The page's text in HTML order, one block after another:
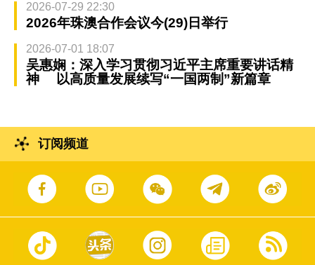
2026-07-29 22:30
2026年珠澳合作会议今(29)日举行
2026-07-01 18:07
吴惠娴：深入学习贯彻习近平主席重要讲话精
神 以高质量发展续写“一国两制”新篇章
订阅频道